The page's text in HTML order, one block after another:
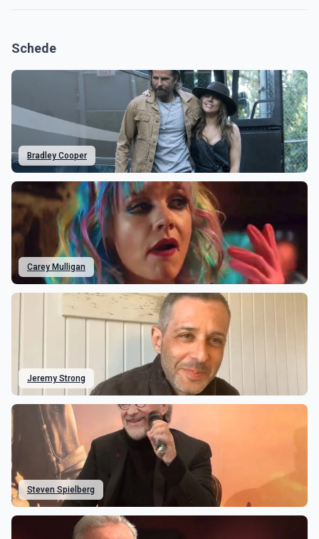
Schede
Bradley Cooper
Carey Mulligan
Jeremy Strong
Steven Spielberg